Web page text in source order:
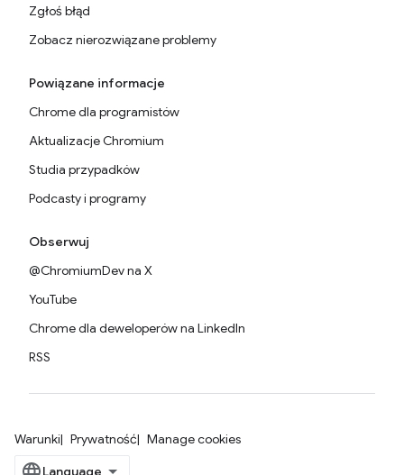
Zgłoś błąd
Zobacz nierozwiązane problemy
Powiązane informacje
Chrome dla programistów
Aktualizacje Chromium
Studia przypadków
Podcasty i programy
Obserwuj
@ChromiumDev na X
YouTube
Chrome dla deweloperów na LinkedIn
RSS
Warunki Prywatność Manage cookies